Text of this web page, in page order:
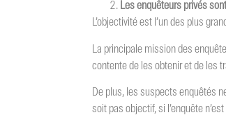
Les enquêteurs privés
L’objectivité est l’un des plus
La principale mission des
contente de les obtenir et de les
De plus, les suspects enquêtés
soit pas objectif, si l’enquête